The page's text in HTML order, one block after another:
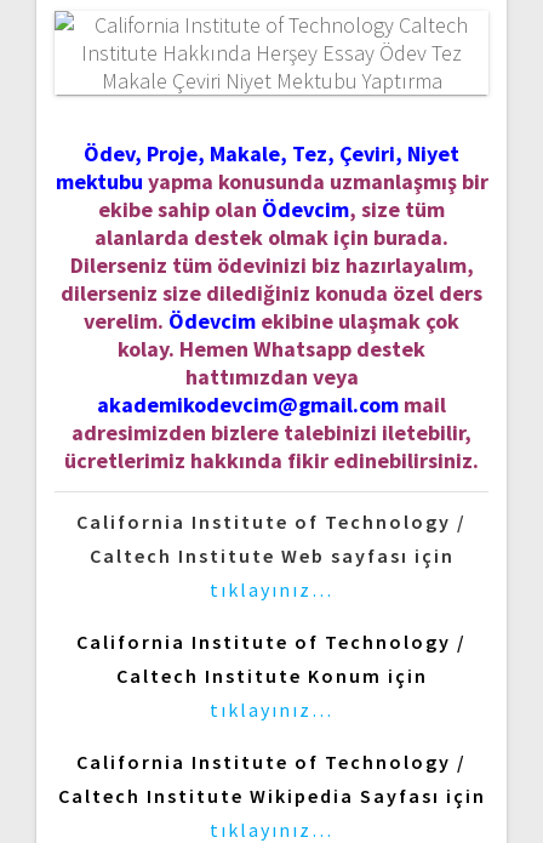
Ödev, Proje, Makale, Tez, Çeviri, Niyet
mektubu yapma konusunda uzmanlaşmış bir
ekibe sahip olan Ödevcim, size tüm
alanlarda destek olmak için burada.
Dilerseniz tüm ödevinizi biz hazırlayalım,
dilerseniz size dilediğiniz konuda özel ders
verelim. Ödevcim ekibine ulaşmak çok
kolay. Hemen Whatsapp destek
hattımızdan veya
akademikodevcim@gmail.com mail
adresimizden bizlere talebinizi iletebilir,
ücretlerimiz hakkında fikir edinebilirsiniz.
California Institute of Technology /
Caltech Institute Web sayfası için
tıklayınız…
California Institute of Technology /
Caltech Institute Konum için
tıklayınız…
California Institute of Technology /
Caltech Institute Wikipedia Sayfası için
tıklayınız…